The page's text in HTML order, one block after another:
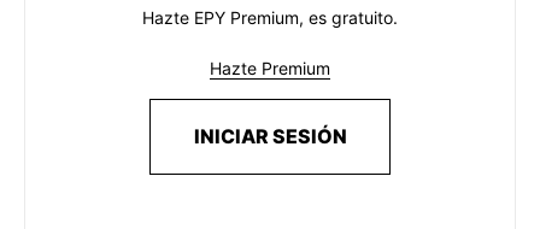
Hazte EPY Premium, es gratuito.
Hazte Premium
INICIAR SESIÓN